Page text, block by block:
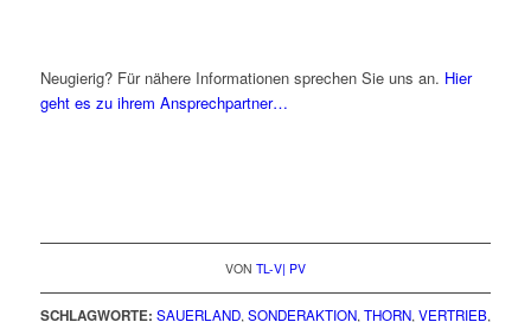
Neugierig? Für nähere Informationen sprechen Sie uns an. Hier
geht es zu ihrem Ansprechpartner…
VON TL-V| PV
SCHLAGWORTE: SAUERLAND, SONDERAKTION, THORN, VERTRIEB,